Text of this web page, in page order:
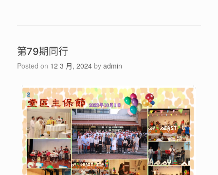
第79期同行
Posted on 12 3 月, 2024 by admin